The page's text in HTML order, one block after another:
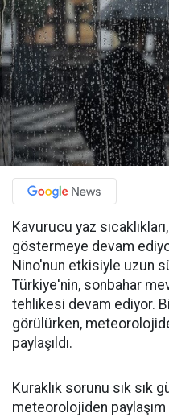
Kavurucu yaz
göstermeye devam
Nino'nun etkisiyle uzun
Türkiye'nin, sonbahar
tehlikesi devam ediyor.
görülürken,
paylaşıldı.
Kuraklık sorunu sık sık
meteorolojiden